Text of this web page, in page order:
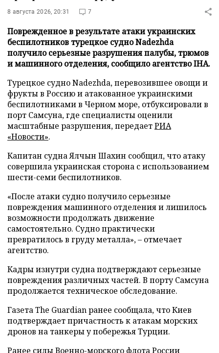
8 августа 2026, 20:31 7
Поврежденное в результате атаки украинских
беспилотников турецкое судно Nadezhda
получило серьезные разрушения палубы, трюмов
и машинного отделения, сообщило агентство IHA.
Турецкое судно Nadezhda, перевозившее овощи и
фрукты в Россию и атакованное украинскими
беспилотниками в Черном море, отбуксировали в
порт Самсуна, где специалисты оценили
масштабные разрушения, передаетРИА
«Новости».
Капитан судна Ялчын Шахин сообщил, что атаку
совершила украинская сторона с использованием
шести-семи беспилотников.
«После атаки судно получило серьезные
повреждения машинного отделения и лишилось
возможности продолжать движение
самостоятельно. Судно практически
превратилось в груду металла», – отмечает
агентство.
Кадры изнутри судна подтверждают серьезные
повреждения различных частей. В порту Самсуна
продолжается техническое обследование.
Газета The Guardian ранее сообщала, что Киев
подтверждает причастность к атакам морских
дронов на танкеры у побережья Турции.
Ранее силы Военно-морского флота России